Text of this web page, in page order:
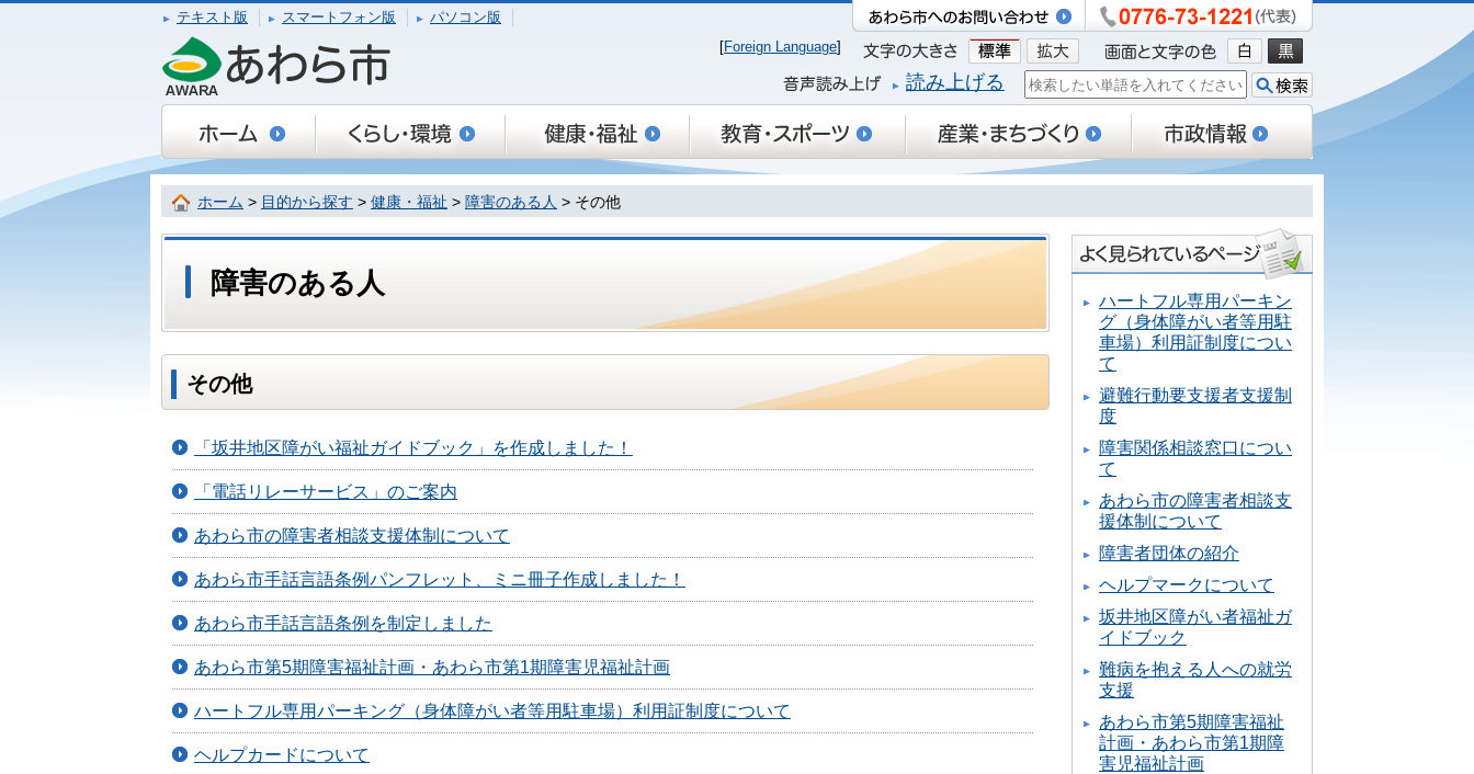
テキスト版 スマートフォン版
パソコン版
[Foreign Language]
読み上げる
ホーム > 目的から探す > 健康・福祉 > 障害のある人 > その他
障害のある人
その他
「坂井地区障がい福祉ガイドブック」を作成しました！
「電話リレーサービス」のご案内
あわら市の障害者相談支援体制について
あわら市手話言語条例パンフレット、ミニ冊子作成しました！
あわら市手話言語条例を制定しました
あわら市第5期障害福祉計画・あわら市第1期障害児福祉計画
ハートフル専用パーキング（身体障がい者等用駐車場）利用証制度について
ヘルプカードについて
ハートフル専用パーキン
グ（身体障がい者等用駐
車場）利用証制度につい
て
避難行動要支援者支援制
度
障害関係相談窓口につい
て
あわら市の障害者相談支
援体制について
障害者団体の紹介
ヘルプマークについて
坂井地区障がい者福祉ガ
イドブック
難病を抱える人への就労
支援
あわら市第5期障害福祉
計画・あわら市第1期障
害児福祉計画